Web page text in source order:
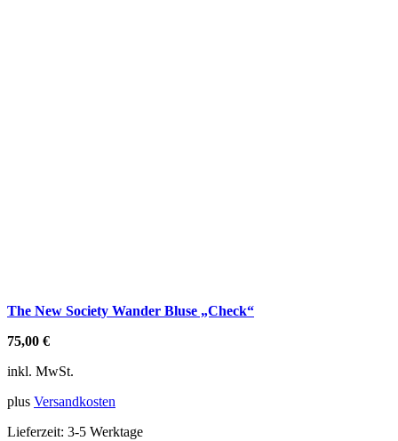
The New Society Wander Bluse „Check“
75,00 €
inkl. MwSt.
plus Versandkosten
Lieferzeit: 3-5 Werktage